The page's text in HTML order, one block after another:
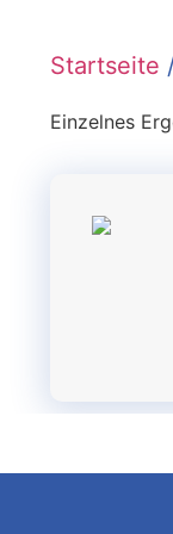
Startseite
Einzelnes